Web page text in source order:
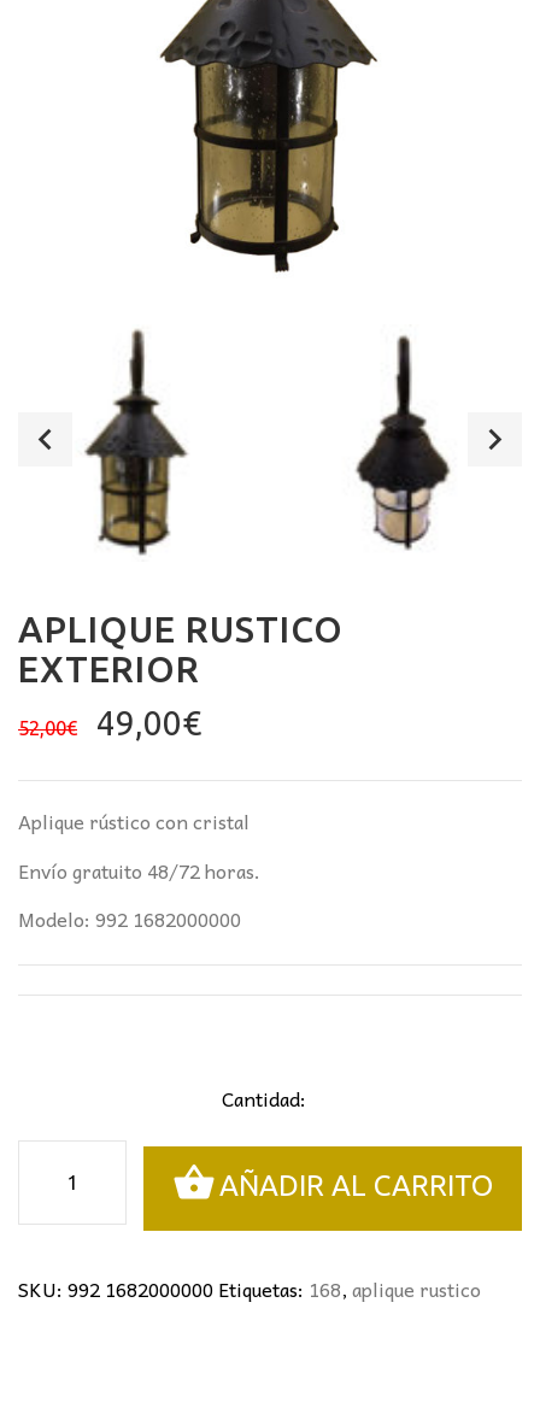
APLIQUE RUSTICO
EXTERIOR
52,00€
El
original
era:
52,00€.
49,00€El
actual
es:
49,00€.
Aplique rústico con cristal
Envío gratuito 48/72 horas.
Modelo: 992 1682000000
Cantidad:
rustico
exterior
AÑADIR AL CARRITO
SKU: 992 1682000000Etiquetas: 168,aplique rustico